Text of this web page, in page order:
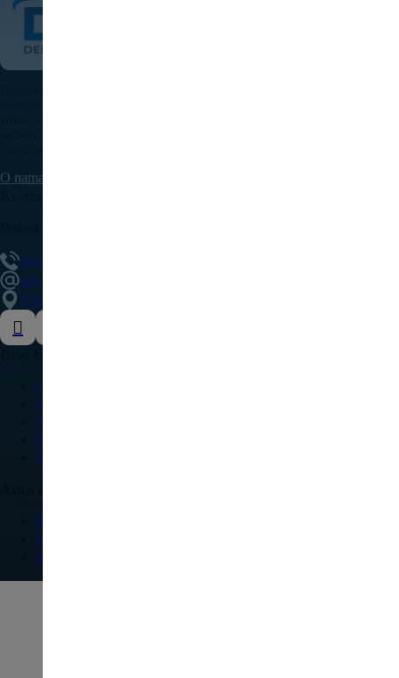
O nama
O nama
Galerija
Najčešća pitanja
Kontakt
Blog
Pežo
Citroen
Modeli vozila
062/307-407
info@delovipezocitroen.rs
Vrbovačka bb, 11564, Vrbovno